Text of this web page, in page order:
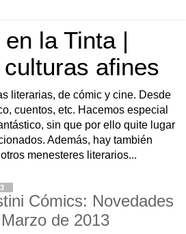
la Tinta |
afines
literarias, de cómic y cine. Desde
cuentos, etc. Hacemos especial
sin que por ello quite lugar
Además, hay también
menesteres literarios...
Cómics: Novedades
de 2013